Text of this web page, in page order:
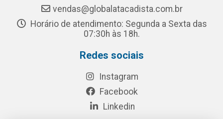
vendas@globalatacadista.com.br
Horário de atendimento: Segunda a Sexta das
07:30h às 18h.
Redes sociais
Instagram
Facebook
Linkedin